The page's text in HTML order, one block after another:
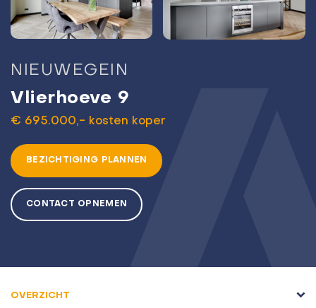
NIEUWEGEIN
Vlierhoeve 9
€ 695.000,- kosten koper
BEZICHTIGING PLANNEN
CONTACT OPNEMEN
OVERZICHT